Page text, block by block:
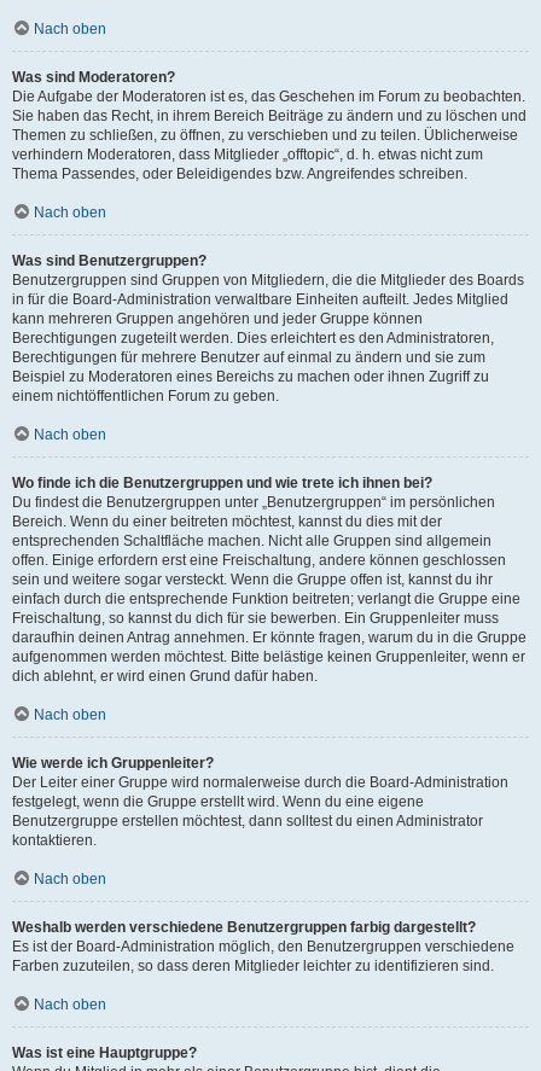
Nach oben
Was sind Moderatoren?
Die Aufgabe der Moderatoren ist es, das Geschehen im Forum zu beobachten.
Sie haben das Recht, in ihrem Bereich Beiträge zu ändern und zu löschen und
Themen zu schließen, zu öffnen, zu verschieben und zu teilen. Üblicherweise
verhindern Moderatoren, dass Mitglieder „offtopic“, d. h. etwas nicht zum
Thema Passendes, oder Beleidigendes bzw. Angreifendes schreiben.
Nach oben
Was sind Benutzergruppen?
Benutzergruppen sind Gruppen von Mitgliedern, die die Mitglieder des Boards
in für die Board-Administration verwaltbare Einheiten aufteilt. Jedes Mitglied
kann mehreren Gruppen angehören und jeder Gruppe können
Berechtigungen zugeteilt werden. Dies erleichtert es den Administratoren,
Berechtigungen für mehrere Benutzer auf einmal zu ändern und sie zum
Beispiel zu Moderatoren eines Bereichs zu machen oder ihnen Zugriff zu
einem nichtöffentlichen Forum zu geben.
Nach oben
Wo finde ich die Benutzergruppen und wie trete ich ihnen bei?
Du findest die Benutzergruppen unter „Benutzergruppen“ im persönlichen
Bereich. Wenn du einer beitreten möchtest, kannst du dies mit der
entsprechenden Schaltfläche machen. Nicht alle Gruppen sind allgemein
offen. Einige erfordern erst eine Freischaltung, andere können geschlossen
sein und weitere sogar versteckt. Wenn die Gruppe offen ist, kannst du ihr
einfach durch die entsprechende Funktion beitreten; verlangt die Gruppe eine
Freischaltung, so kannst du dich für sie bewerben. Ein Gruppenleiter muss
daraufhin deinen Antrag annehmen. Er könnte fragen, warum du in die Gruppe
aufgenommen werden möchtest. Bitte belästige keinen Gruppenleiter, wenn er
dich ablehnt, er wird einen Grund dafür haben.
Nach oben
Wie werde ich Gruppenleiter?
Der Leiter einer Gruppe wird normalerweise durch die Board-Administration
festgelegt, wenn die Gruppe erstellt wird. Wenn du eine eigene
Benutzergruppe erstellen möchtest, dann solltest du einen Administrator
kontaktieren.
Nach oben
Weshalb werden verschiedene Benutzergruppen farbig dargestellt?
Es ist der Board-Administration möglich, den Benutzergruppen verschiedene
Farben zuzuteilen, so dass deren Mitglieder leichter zu identifizieren sind.
Nach oben
Was ist eine Hauptgruppe?